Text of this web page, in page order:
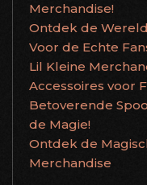
Merchandise!
Ontdek de
Voor de Echte
Lil Kleine
Accessoires voor
Betoverende
de Magie!
Ontdek de
Merchandise